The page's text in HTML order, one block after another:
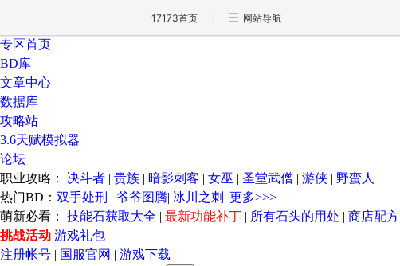
17173首页 网站导航
专区首页
BD库
文章中心
数据库
攻略站
3.6天赋模拟器
论坛
职业攻略：
决斗者 | 贵族 | 暗影刺客 | 女巫 | 圣堂武僧 | 游侠 | 野蛮人
热门BD： 双手处刑 | 爷爷图腾| 冰川之刺 | 更多>>>
萌新必看：
技能石获取大全 | 最新功能补丁 | 所有石头的用处 | 商店配方
挑战活动 游戏礼包
注册帐号 | 国服官网 | 游戏下载